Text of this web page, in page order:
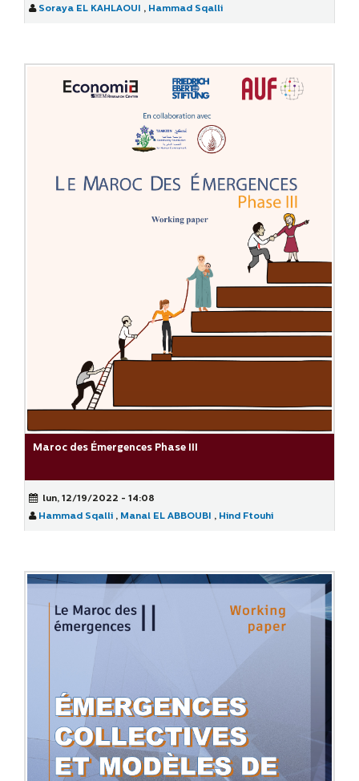
Soraya EL KAHLAOUI
, Hammad Sqalli
Maroc des Émergences Phase III
lun, 12/19/2022 - 14:08
Hammad Sqalli , Manal EL ABBOUBI , Hind Ftouhi